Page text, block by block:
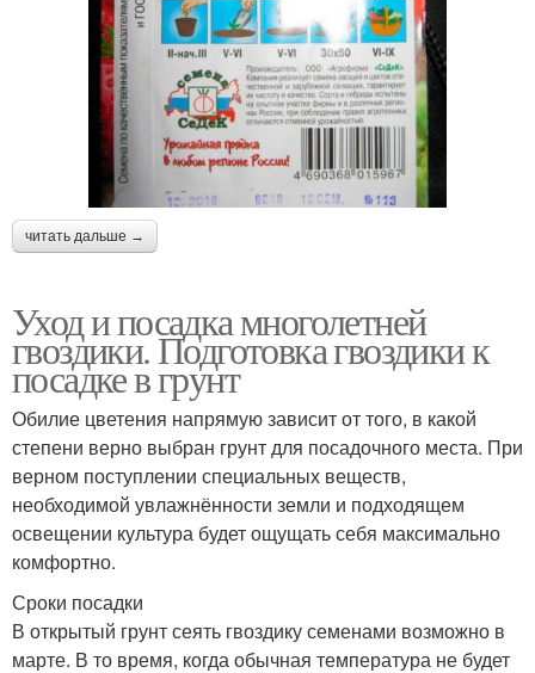
читать дальше →
Уход и посадка многолетней
гвоздики. Подготовка гвоздики к
посадке в грунт
Обилие цветения напрямую зависит от того, в какой
степени верно выбран грунт для посадочного места. При
верном поступлении специальных веществ,
необходимой увлажнённости земли и подходящем
освещении культура будет ощущать себя максимально
комфортно.
Сроки посадки
В открытый грунт сеять гвоздику семенами возможно в
марте. В то время, когда обычная температура не будет